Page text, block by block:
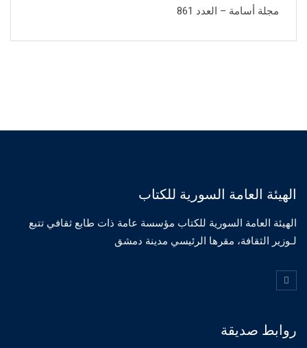
مجلة أسامة – العدد 861
الهيئة العامة السورية للكتاب
الهيئة العامة السورية للكتاب مؤسسة عامة ذات طابع ثقافي تتبع
لـوزير الثقافة، مقرها الرئيسي مدينة دمشق
روابط صديقة